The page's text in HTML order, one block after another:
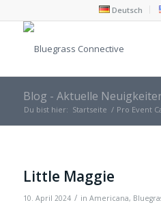
Deutsch
Blog - Aktuelle
Du bist hier: Startseite / Pro Event
Little Maggie
10. April 2024 / in Americana,